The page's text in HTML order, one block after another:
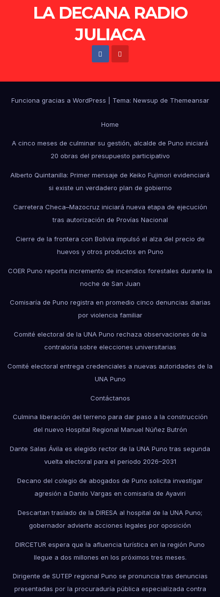
LA DECANA RADIO
JULIACA
Funciona gracias a WordPress Tema: Newsup de Themeansar
Home
A cinco meses de culminar su gestión, alcalde de Puno iniciará
20 obras del presupuesto participativo
Alberto Quintanilla: Primer mensaje de Keiko Fujimori evidenciará
si existe un verdadero plan de gobierno
Carretera Checa–Mazocruz iniciará nueva etapa de ejecución
tras autorización de Provías Nacional
Cierre de la frontera con Bolivia impulsó el alza del precio de
huevos y otros productos en Puno
COER Puno reporta incremento de incendios forestales durante la
noche de San Juan
Comisaría de Puno registra en promedio cinco denuncias diarias
por violencia familiar
Comité electoral de la UNA Puno rechaza observaciones de la
contraloría sobre elecciones universitarias
Comité electoral entrega credenciales a nuevas autoridades de la
UNA Puno
Contáctanos
Culmina liberación del terreno para dar paso a la construcción
del nuevo Hospital Regional Manuel Núñez Butrón
Dante Salas Ávila es elegido rector de la UNA Puno tras segunda
vuelta electoral para el periodo 2026–2031
Decano del colegio de abogados de Puno solicita investigar
agresión a Danilo Vargas en comisaría de Ayaviri
Descartan traslado de la DIRESA al hospital de la UNA Puno;
gobernador advierte acciones legales por oposición
DIRCETUR espera que la afluencia turística en la región Puno
llegue a dos millones en los próximos tres meses.
Dirigente de SUTEP regional Puno se pronuncia tras denuncias
presentadas por la procuraduría pública especializada contra